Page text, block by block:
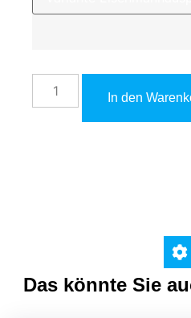
In den
Das könnte Sie